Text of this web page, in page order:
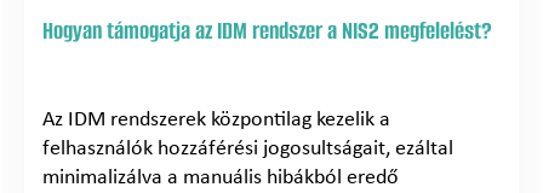
Hogyan támogatja az IDM rendszer a NIS2 megfelelést?
Az IDM rendszerek központilag kezelik a
felhasználók hozzáférési jogosultságait, ezáltal
minimalizálva a manuális hibákból eredő